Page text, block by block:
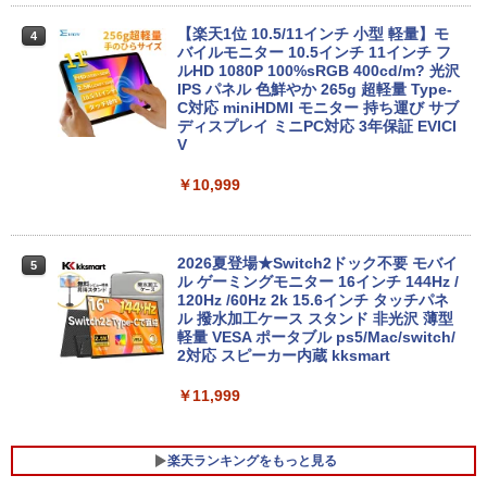
メモリ4GB～ 高速SSD1TB 最大 フルHD
Webカメラ zoom 軽量薄型 無線 型番更
新で在庫処分
￥12,980
正式対応 × テンキー】富士通 LIFEBOO
B/DVD/Wi-fi/15.6型/Office/HDMI/USB3.
1/中古PC 中古ノートパソコン Windows
11
￥18,800
中古ノートパソコン・ windows11 offic
第7世代 Core i5 / メモリ8GB / SSD256G
B / Webカメラ / 初期設定不要
4
【楽天1位 10.5/11インチ 小型 軽量】モ
バイルモニター 10.5インチ 11インチ フ
ルHD 1080P 100%sRGB 400cd/m? 光沢
IPS パネル 色鮮やか 265g 超軽量 Type-
C対応 miniHDMI モニター 持ち運び サブ
ディスプレイ ミニPC対応 3年保証 EVICI
V
￥10,999
5
2026夏登場★Switch2ドック不要 モバイ
ル ゲーミングモニター 16インチ 144Hz /
120Hz /60Hz 2k 15.6インチ タッチパネ
ル 撥水加工ケース スタンド 非光沢 薄型
軽量 VESA ポータブル ps5/Mac/switch/
2対応 スピーカー内蔵 kksmart
￥11,999
楽天ランキングをもっと見る